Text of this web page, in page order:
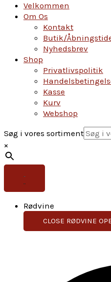
Velkommen
Om Os
Kontakt
Butik/
Nyhedsbrev
Shop
Privatlivspolitik
Kasse
Kurv
Webshop
Søg i vores sortiment
×
Rødvine
CLOSE RØDVINE